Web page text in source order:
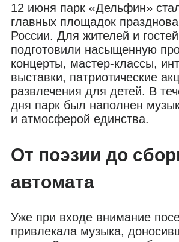
12 июня парк «Дельфин»
главных площадок
России. Для жителей и
подготовили насыщенную
концерты, мастер-классы,
выставки, патриотические
развлечения для детей. В
дня парк был наполнен
и атмосферой единства.
От поэзии до
автомата
Уже при входе внимание
привлекала музыка,